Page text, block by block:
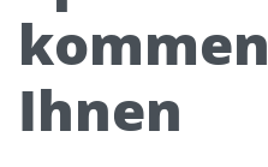
Ihnen